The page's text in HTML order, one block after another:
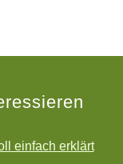
einfach erklärt